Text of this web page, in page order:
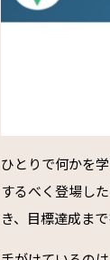
ひとりで何かを
するべく登場し
き、目標達成ま